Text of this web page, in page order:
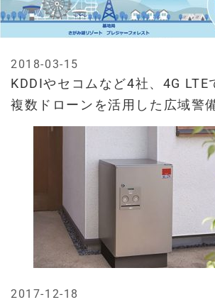
KDDIやセコムなど4社、4G LTE
複数ドローンを活用した広域警
2018-03-15
2017-12-18